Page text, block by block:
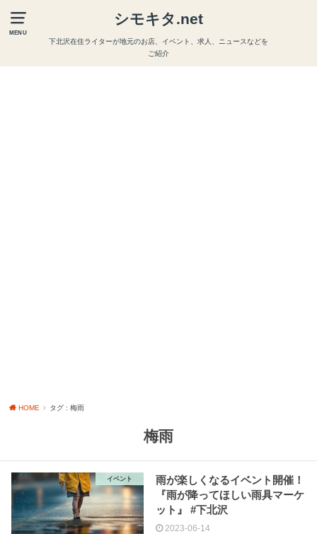
MENU
シモキタ.net
下北沢在住ライターが地元のお店、イベント、求人、ニュースなどを
ご紹介
HOME タグ : 梅雨
梅雨
イベント
雨が楽しくなるイベント開催！
『雨が降ってほしい雨具マーケ
ット』 #下北沢
2023-06-14